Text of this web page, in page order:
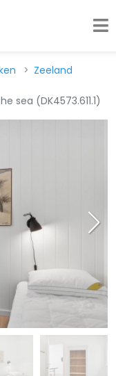
Zeeland
sea (DK4573.611.1)